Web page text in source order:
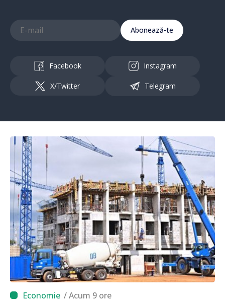
Abonează-te
Facebook Instagram
X/Twitter Telegram
/ Acum 9 ore